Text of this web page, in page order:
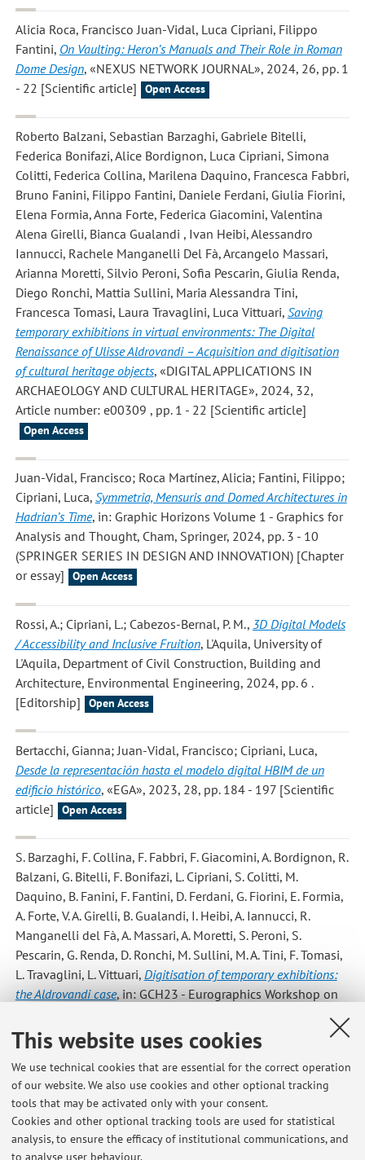
This website uses cookies
We use technical cookies that are essential for the correct operation
of our website. We also use cookies and other optional tracking
tools that may be activated only with your consent.
Cookies and other optional tracking tools are used for statistical
analysis, to ensure the efficacy of institutional communications, and
to analyse user behaviour.
Alicia Roca, Francisco Juan-Vidal, Luca Cipriani, Filippo
Fantini, On Vaulting: Heron’s Manuals and Their Role in Roman
Dome Design, «NEXUS NETWORK JOURNAL», 2024, 26, pp. 1
- 22 [Scientific article]
Open Access
Roberto Balzani, Sebastian Barzaghi, Gabriele Bitelli,
Federica Bonifazi, Alice Bordignon, Luca Cipriani, Simona
Colitti, Federica Collina, Marilena Daquino, Francesca Fabbri,
Bruno Fanini, Filippo Fantini, Daniele Ferdani, Giulia Fiorini,
Elena Formia, Anna Forte, Federica Giacomini, Valentina
Alena Girelli, Bianca Gualandi , Ivan Heibi, Alessandro
Iannucci, Rachele Manganelli Del Fà, Arcangelo Massari,
Arianna Moretti, Silvio Peroni, Sofia Pescarin, Giulia Renda,
Diego Ronchi, Mattia Sullini, Maria Alessandra Tini,
Francesca Tomasi, Laura Travaglini, Luca Vittuari, Saving
temporary exhibitions in virtual environments: The Digital
Renaissance of Ulisse Aldrovandi – Acquisition and digitisation
of cultural heritage objects, «DIGITAL APPLICATIONS IN
ARCHAEOLOGY AND CULTURAL HERITAGE», 2024, 32,
Article number: e00309 , pp. 1 - 22 [Scientific article]
Open Access
Juan-Vidal, Francisco; Roca Martínez, Alicia; Fantini, Filippo;
Cipriani, Luca, Symmetria, Mensuris and Domed Architectures in
Hadrian’s Time, in: Graphic Horizons Volume 1 - Graphics for
Analysis and Thought, Cham, Springer, 2024, pp. 3 - 10
(SPRINGER SERIES IN DESIGN AND INNOVATION) [Chapter
or essay]
Open Access
Rossi, A.; Cipriani, L.; Cabezos-Bernal, P. M., 3D Digital Models
/ Accessibility and Inclusive Fruition, L'Aquila, University of
L'Aquila, Department of Civil Construction, Building and
Architecture, Environmental Engineering, 2024, pp. 6 .
[Editorship]
Open Access
Bertacchi, Gianna; Juan-Vidal, Francisco; Cipriani, Luca,
Desde la representación hasta el modelo digital HBIM de un
edificio histórico, «EGA», 2023, 28, pp. 184 - 197 [Scientific
article]
Open Access
S. Barzaghi, F. Collina, F. Fabbri, F. Giacomini, A. Bordignon, R.
Balzani, G. Bitelli, F. Bonifazi, L. Cipriani, S. Colitti, M.
Daquino, B. Fanini, F. Fantini, D. Ferdani, G. Fiorini, E. Formia,
A. Forte, V. A. Girelli, B. Gualandi, I. Heibi, A. Iannucci, R.
Manganelli del Fà, A. Massari, A. Moretti, S. Peroni, S.
Pescarin, G. Renda, D. Ronchi, M. Sullini, M. A. Tini, F. Tomasi,
L. Travaglini, L. Vittuari, Digitisation of temporary exhibitions:
the Aldrovandi case, in: GCH23 - Eurographics Workshop on
Eurographics Workshop on Graphics and Cultural Heritage,
Lecce, 04/09/2023 - 06/09/2023) [Poster]
1 2 3 4 5